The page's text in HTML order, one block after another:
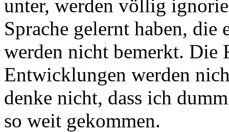
unter, werden völlig
Sprache gelernt haben, die
werden nicht bemerkt. Die
Entwicklungen werden
denke nicht, dass ich
so weit gekommen.